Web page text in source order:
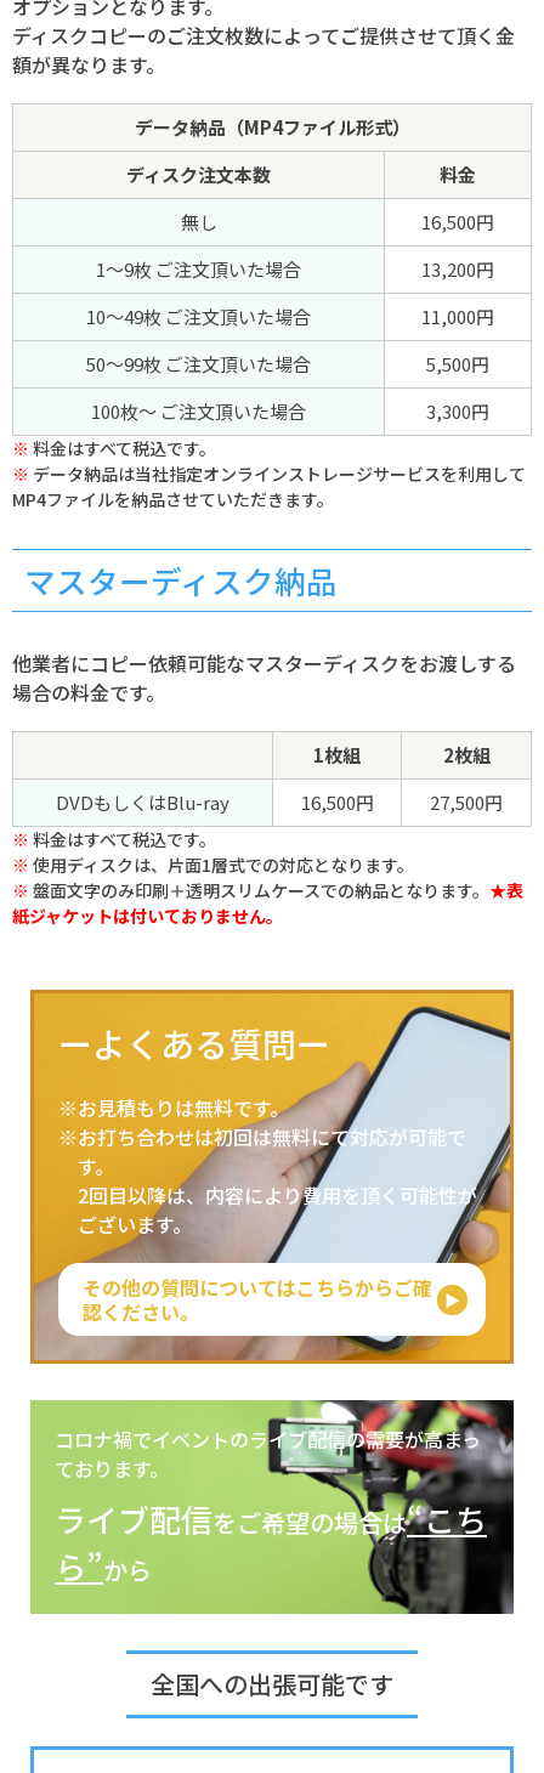
オプションとなります。
ディスクコピーのご注文枚数によってご提供させて頂く金
額が異なります。
データ納品（MP4ファイル形式）
ディスク注文本数
料金
無し
16,500円
1～9枚 ご注文頂いた場合
13,200円
10～49枚 ご注文頂いた場合
11,000円
50～99枚 ご注文頂いた場合
5,500円
100枚～ ご注文頂いた場合
3,300円
料金はすべて税込です。
データ納品は当社指定オンラインストレージサービスを利用して
MP4ファイルを納品させていただきます。
マスターディスク納品
他業者にコピー依頼可能なマスターディスクをお渡しする
場合の料金です。
1枚組
2枚組
DVDもしくはBlu-ray
16,500円 27,500円
料金はすべて税込です。
使用ディスクは、片面1層式での対応となります。
盤面文字のみ印刷＋透明スリムケースでの納品となります。 ★表
紙ジャケットは付いておりません。
ーよくある質問ー
※お見積もりは無料です。
※お打ち合わせは初回は無料にて対応が可能で
す。
2回目以降は、内容により費用を頂く可能性が
ございます。
その他の質問についてはこちらからご確
認ください。
コロナ禍でイベントのライブ配信の需要が高まっ
ております。
ライブ配信をご希望の場合は“こち
ら”から
全国への出張可能です